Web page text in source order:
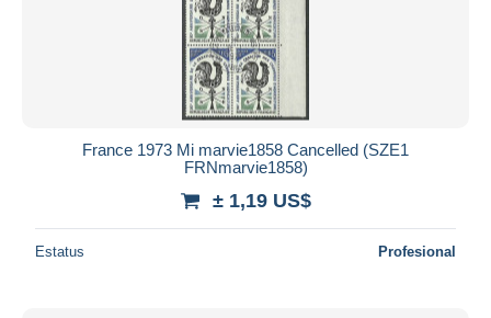
France 1973 Mi marvie1858 Cancelled (SZE1
FRNmarvie1858)
± 1,19 US$
Estatus Profesional